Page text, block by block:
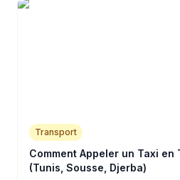
Transport
Comment Appeler un Taxi en
(Tunis, Sousse, Djerba)